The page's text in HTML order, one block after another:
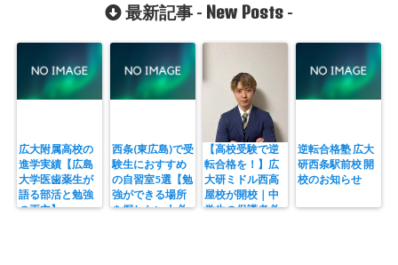
最新記事 - New Posts -
広大附属高校の
進学実績【広島
大学医歯薬生が
語る部活と勉強
の両立】
西条(東広島)で受
験生におすすめ
の自習室5選【勉
強ができる場所
を探したい人必
【高校受験で逆
転合格を！】広
大研ミドル西高
屋校が開校｜中
学生の保護者必
逆転合格塾 広大
研西条駅前校 開
校のお知らせ